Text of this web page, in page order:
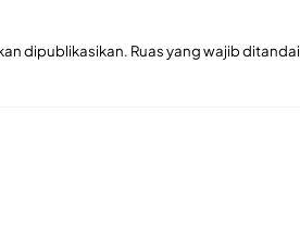
dipublikasikan. Ruas yang wajib ditandai